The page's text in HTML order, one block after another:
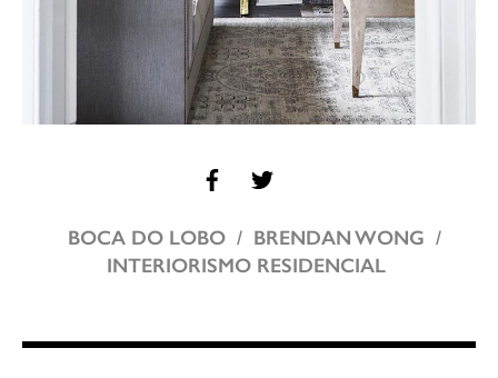
BOCA DO LOBO
BRENDAN WONG
INTERIORISMO RESIDENCIAL